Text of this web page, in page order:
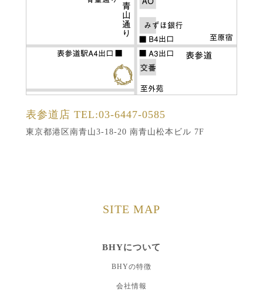
表参道店 TEL:03-6447-0585
東京都港区南青山3-18-20 南青山松本ビル 7F
SITE MAP
BHYについて
BHYの特徴
会社情報